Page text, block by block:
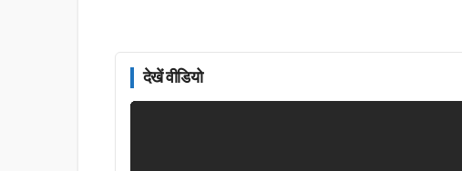
देखें वीडियो